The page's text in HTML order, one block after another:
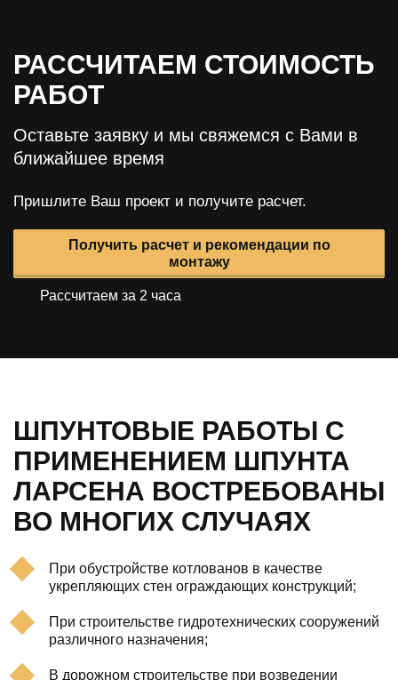
РАССЧИТАЕМ СТОИМОСТЬ
РАБОТ
Оставьте заявку и мы свяжемся с Вами в
ближайшее время
Пришлите Ваш проект и получите расчет.
Получить расчет и рекомендации по
монтажу
Рассчитаем за 2 часа
ШПУНТОВЫЕ РАБОТЫ С
ПРИМЕНЕНИЕМ ШПУНТА
ЛАРСЕНА ВОСТРЕБОВАНЫ
ВО МНОГИХ СЛУЧАЯХ
При обустройстве котлованов в качестве
укрепляющих стен ограждающих конструкций;
При строительстве гидротехнических сооружений
различного назначения;
В дорожном строительстве при возведении